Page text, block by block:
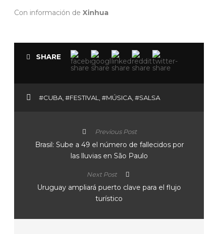
Con información de Xinhua
SHARE
#CUBA #FESTIVAL #MÚSICA #SALSA
Previous Post
Brasil: Sube a 49 el número de fallecidos por
las lluvias en São Paulo
Next Post
Uruguay ampliará puerto clave para el flujo
turístico